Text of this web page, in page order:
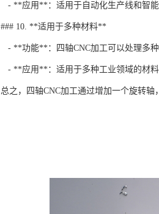
- **应用**：适用于自动化生产线和智能
### 10. **适用于多种材料**
- **功能**：四轴CNC加工可以处理多种
- **应用**：适用于多种工业领域的材料
总之，四轴CNC加工通过增加一个旋转